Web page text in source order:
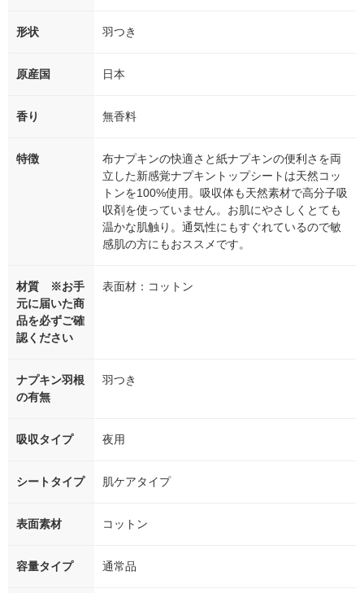
形状 羽つき
原産国 日本
香り 無香料
特徴
布ナプキンの快適さと紙ナプキンの便利さを両
立した新感覚ナプキントップシートは天然コッ
トンを100%使用。吸収体も天然素材で高分子吸
収剤を使っていません。お肌にやさしくとても
温かな肌触り。通気性にもすぐれているので敏
感肌の方にもおススメです。
材質 ※お手
元に届いた商
品を必ずご確
認ください
表面材：コットン
ナプキン羽根
の有無
羽つき
吸収タイプ 夜用
シートタイプ 肌ケアタイプ
表面素材 コットン
容量タイプ 通常品